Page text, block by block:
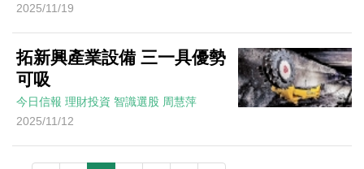
2025/11/19
拓新興產業設備 三一具優勢
可吸
今日信報 理財投資 智識選股 周慧萍
2025/11/12